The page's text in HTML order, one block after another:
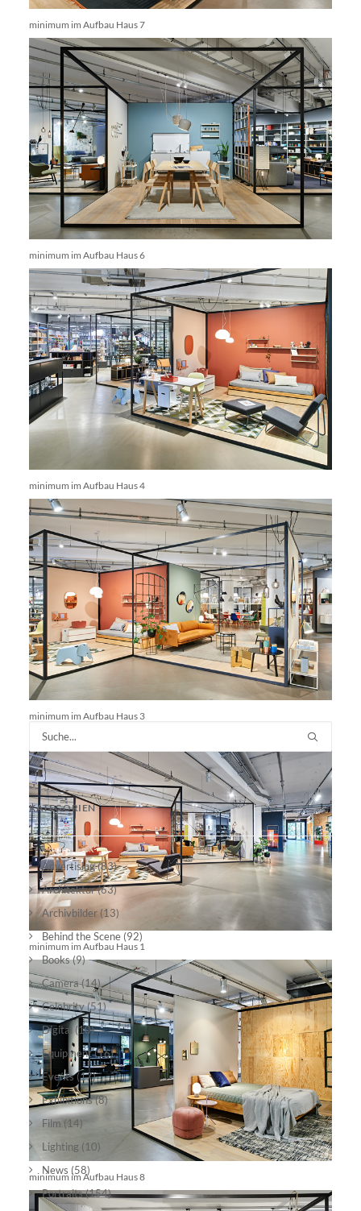
minimum im Aufbau Haus 7
minimum im Aufbau Haus 6
minimum im Aufbau Haus 4
minimum im Aufbau Haus 3
minimum im Aufbau Haus 1
minimum im Aufbau Haus 8
KATEGORIEN
Advertising(83)
Architektur(63)
Archivbilder(13)
Behind the Scene (92)
Books(9)
Camera(14)
Celebrity(51)
Digital (10)
Equipment(16)
Events(17)
Exhibitions(8)
Film (14)
Lighting (10)
News (58)
Portraits(154)